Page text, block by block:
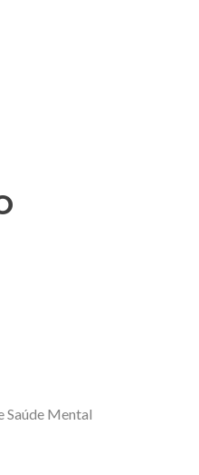
Saúde Mental